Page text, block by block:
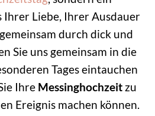
Ihrer Liebe, Ihrer Ausdauer
durch dick und
Sie uns gemeinsam in die
Tages eintauchen
Ihre Messinghochzeit zu
Ereignis machen können.